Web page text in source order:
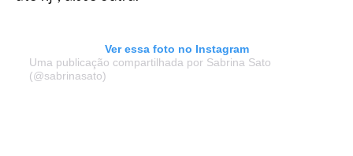
Ver essa foto no Instagram
Uma publicação compartilhada por Sabrina Sato
(@sabrinasato)